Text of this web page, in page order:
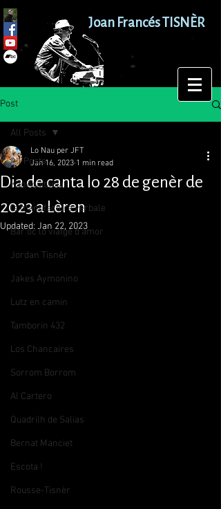
Joan Francés TISNÈR
Post
All Posts
KanAquitània
la manufacture verbale
Bar'òc lo viatge d'amor
Jordan Tisnèr
Jakes Aymonino
Lutz en camin
Tamborin 432
Los Chancaires
Sorrom Borrom
Al Cartero
Quadrilh de Salias
Bernat Manciet
Escota !
Rousse-Tisnèr
All Posts
Dia de canta lo 28 de genèr de
2023 a Lèren
Lo Nau per JFT
Jan 16, 2023 1 min read
Updated: Jan 22, 2023